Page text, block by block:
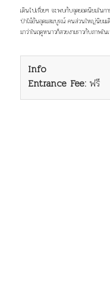
เดินไปเรื่อยๆ จะพบกับจุดยอดนิยมในก
ป่าไม้อันอุดมสมบูรณ์ คนส่วนใหญ่นิยมเดิ
มาว่าในฤดูหนาวก็สวยงามราวกับภาพใ
Info
Entrance Fee:ฟรี